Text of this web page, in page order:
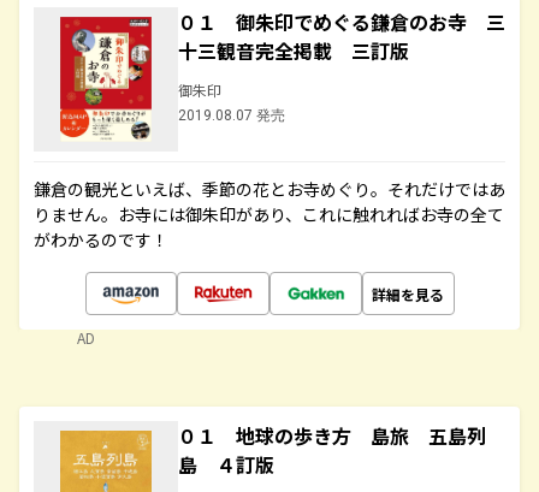
０１ 御朱印でめぐる鎌倉のお寺 三
十三観音完全掲載 三訂版
御朱印
2019.08.07 発売
鎌倉の観光といえば、季節の花とお寺めぐり。それだけではあ
りません。お寺には御朱印があり、これに触れればお寺の全て
がわかるのです！
詳細を見る
AD
０１ 地球の歩き方 島旅 五島列
島 ４訂版